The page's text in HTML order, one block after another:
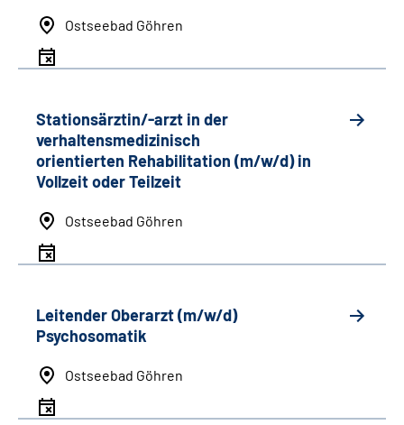
Ostseebad Göhren
Stationsärztin/-arzt in der
verhaltensmedizinisch
orientierten Rehabilitation (m/w/d) in
Vollzeit oder Teilzeit
Ostseebad Göhren
Leitender Oberarzt (m/w/d)
Psychosomatik
Ostseebad Göhren